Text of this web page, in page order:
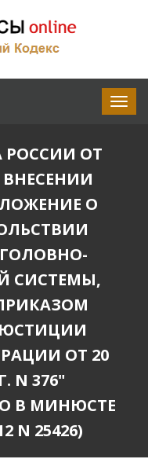
ОТ
ВНЕСЕНИИ
О
СИСТЕМЫ,
ОТ 20
N 376"
В МИНЮСТЕ
N 25426)